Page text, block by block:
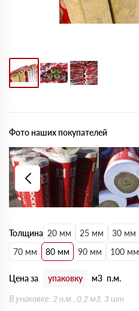
Толщина 20 мм 25 мм 30 мм
70 мм
80 мм 90 мм 100 мм
Цена за упаковку м3 п.м.
В упаковке: 2 п.м., 0.2 м3, 3 шт
Фото наших покупателей